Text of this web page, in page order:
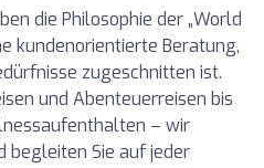
die Philosophie der „World
kundenorientierte Beratung,
zugeschnitten ist.
und Abenteuerreisen bis
– wir
begleiten Sie auf jeder